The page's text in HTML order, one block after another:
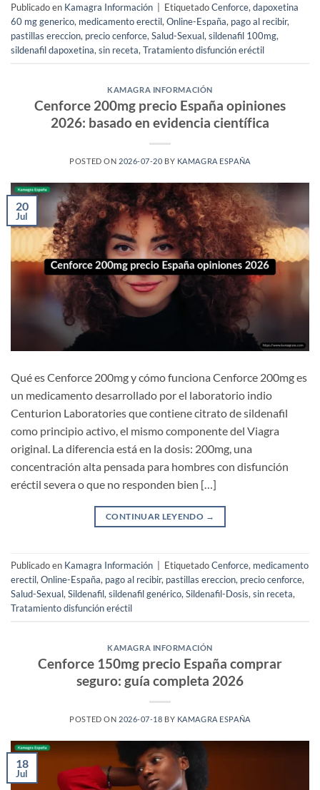
Publicado en Kamagra Información EtiquetadoCenforce, dapoxetina
60 mg generico, medicamento erectil, Online-España, pago al recibir,
pastillas ereccion, precio cenforce, Salud-Sexual, sildenafil 100mg,
sildenafil dapoxetina, sin receta, Tratamiento disfunción eréctil
KAMAGRA INFORMACIÓN
Cenforce 200mg precio España opiniones
2026: basado en evidencia científica
POSTED ON 2026-07-20 BY KAMAGRA ESPAÑA
20
Jul
Qué es Cenforce 200mg y cómo funciona Cenforce 200mg es
un medicamento desarrollado por el laboratorio indio
Centurion Laboratories que contiene citrato de sildenafil
como principio activo, el mismo componente del Viagra
original. La diferencia está en la dosis: 200mg, una
concentración alta pensada para hombres con disfunción
eréctil severa o que no responden bien […]
CONTINUAR LEYENDO →
Publicado en Kamagra Información EtiquetadoCenforce, medicamento
erectil, Online-España, pago al recibir, pastillas ereccion, precio cenforce,
Salud-Sexual, Sildenafil, sildenafil genérico, Sildenafil-Dosis, sin receta,
Tratamiento disfunción eréctil
KAMAGRA INFORMACIÓN
Cenforce 150mg precio España comprar
seguro: guía completa 2026
POSTED ON 2026-07-18 BY KAMAGRA ESPAÑA
18
Jul